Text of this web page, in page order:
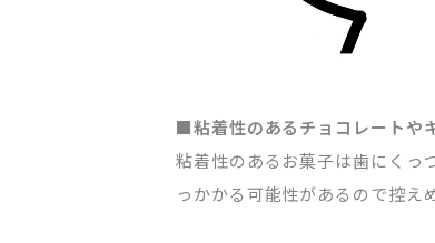
■粘着性のあるチョコレートや
粘着性のあるお菓子は歯にくっ
っかかる可能性があるので控え